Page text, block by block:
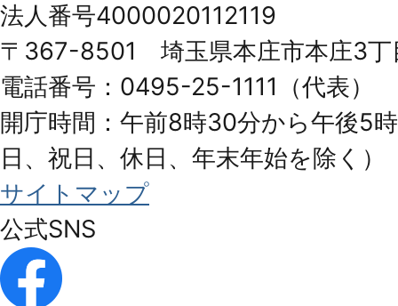
Honjo
City
法人番号4000020112119
〒367-8501 埼玉県本庄市本庄3丁
電話番号：0495-25-1111（代表）
開庁時間：午前8時30分から午後5
日、祝日、休日、年末年始を除く）
サイトマップ
公式SNS